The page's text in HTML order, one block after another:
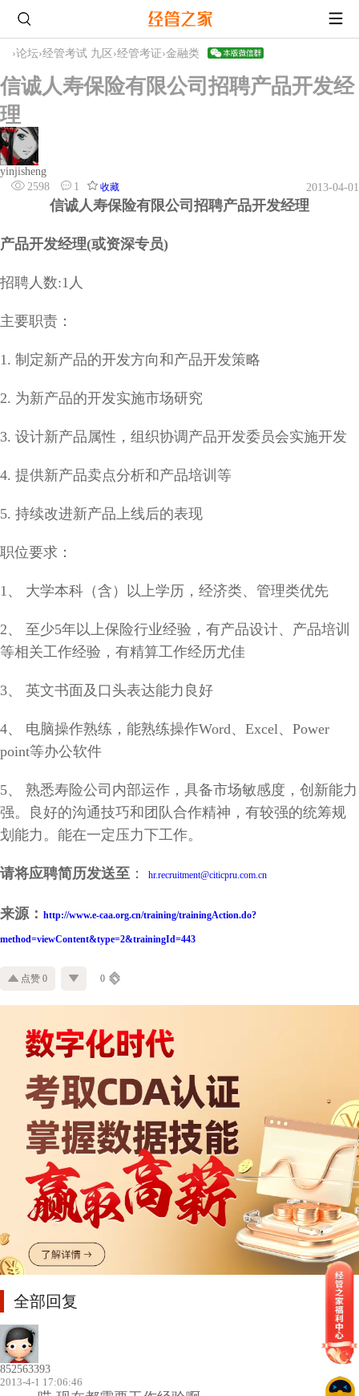
›论坛›经管考试 九区 ›经管考证›金融类
信诚人寿保险有限公司招聘产品开发经
理
yinjisheng
2598
1 收藏 2013-04-01
信诚人寿保险有限公司招聘产品开发经理
产品开发经理(或资深专员)
招聘人数:1人
主要职责：
1. 制定新产品的开发方向和产品开发策略
2. 为新产品的开发实施市场研究
3. 设计新产品属性，组织协调产品开发委员会实施开发
4. 提供新产品卖点分析和产品培训等
5. 持续改进新产品上线后的表现
职位要求：
1、 大学本科（含）以上学历，经济类、管理类优先
2、 至少5年以上保险行业经验，有产品设计、产品培训
等相关工作经验，有精算工作经历尤佳
3、 英文书面及口头表达能力良好
4、 电脑操作熟练，能熟练操作Word、Excel、Power
point等办公软件
5、 熟悉寿险公司内部运作，具备市场敏感度，创新能力
强。良好的沟通技巧和团队合作精神，有较强的统筹规
划能力。能在一定压力下工作。
请将应聘简历发送至 ： hr.recruitment@citicpru.com.cn
来源： http://www.e-caa.org.cn/training/trainingAction.do?
method=viewContent&type=2&trainingId=443
点赞 0 0
全部回复
852563393
2013-4-1 17:06:46